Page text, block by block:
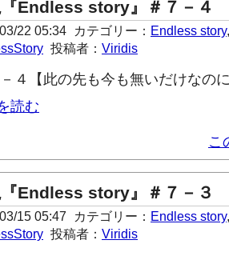
Endless story』＃７－４
22 05:34 カテゴリー： Endless story
投稿者： Viridis
４【此の先も今も無いだけなの
読む
こ
Endless story』＃７－３
15 05:47 カテゴリー： Endless story
投稿者： Viridis